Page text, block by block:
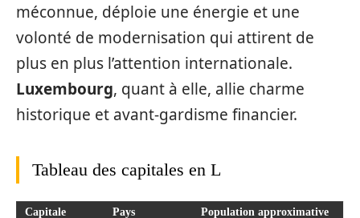
méconnue, déploie une énergie et une
volonté de modernisation qui attirent de
plus en plus l’attention internationale.
Luxembourg, quant à elle, allie charme
historique et avant-gardisme financier.
Tableau des capitales en L
Capitale Pays Population approximative